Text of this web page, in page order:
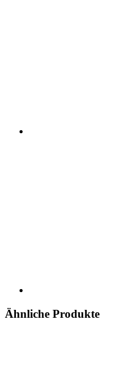
Ähnliche Produkte